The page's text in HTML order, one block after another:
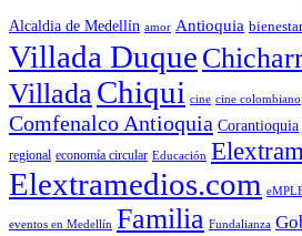
Alcaldia de Medellín amor Antioquia bienestar
Villada Duque
Villada Chiqui cine cine colombiano
Comfenalco Antioquia Corantioquia
regional economía circular Educación
Elextramedios.com
eventos en Medellín Familia Fundalianza